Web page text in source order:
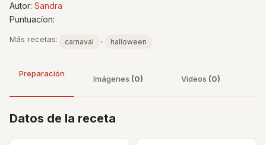
Autor: Sandra
Puntuacíon:
Más recetas: carnaval , halloween
Preparación
Imágenes (0) Videos (0)
Datos de la receta